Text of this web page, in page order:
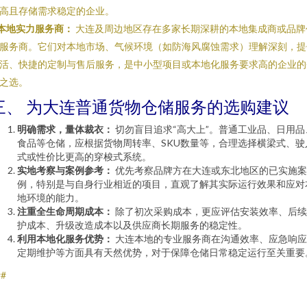
且存储需求稳定的企业。
地实力服务商： 大连及周边地区存在多家长期深耕的本地集成商或品
务商。它们对本地市场、气候环境（如防海风腐蚀需求）理解深刻，
、快捷的定制与售后服务，是中小型项目或本地化服务要求高的企业
选。
、 为大连普通货物仓储服务的选购建议
明确需求，量体裁衣： 切勿盲目追求“高大上”。普通工业品、日用品
食品等仓储，应根据货物周转率、SKU数量等，合理选择横梁式、驶
式或性价比更高的穿梭式系统。
实地考察与案例参考： 优先考察品牌方在大连或东北地区的已实施案
例，特别是与自身行业相近的项目，直观了解其实际运行效果和应对
地环境的能力。
注重全生命周期成本： 除了初次采购成本，更应评估安装效率、后
护成本、升级改造成本以及供应商长期服务的稳定性。
利用本地化服务优势： 大连本地的专业服务商在沟通效率、应急响
定期维护等方面具有天然优势，对于保障仓储日常稳定运行至关重要